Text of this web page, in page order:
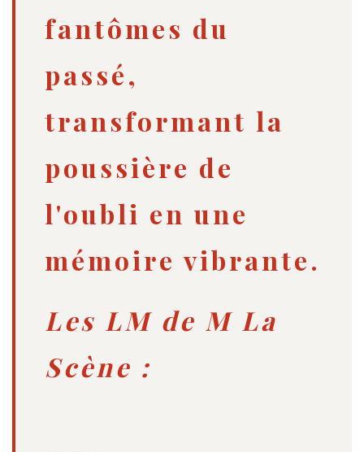
fantômes du
passé,
transformant la
poussière de
l'oubli en une
mémoire vibrante.
Les LM de M La
Scène :